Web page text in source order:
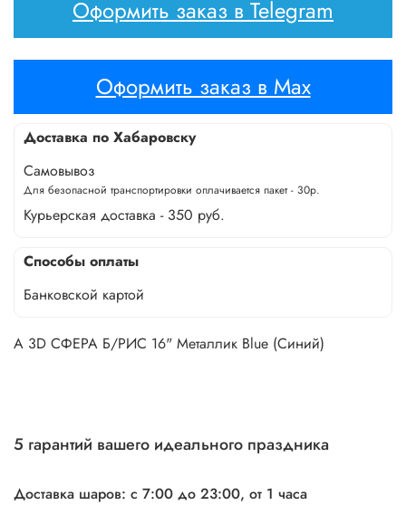
Оформить заказ в Telegram
Оформить заказ в Max
Доставка по Хабаровску
Самовывоз
Для безопасной транспортировки оплачивается пакет - 30р.
Курьерская доставка - 350 руб.
Способы оплаты
Банковской картой
А 3D СФЕРА Б/РИС 16" Металлик Blue (Синий)
5 гарантий вашего идеального праздника
Доставка шаров: с 7:00 до 23:00, от 1 часа